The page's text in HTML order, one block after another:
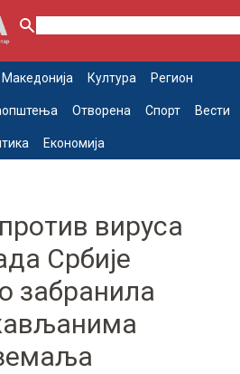
Македонија Култура Регион
Отворена Спорт Вести
Економија
вируса
Србије
забранила